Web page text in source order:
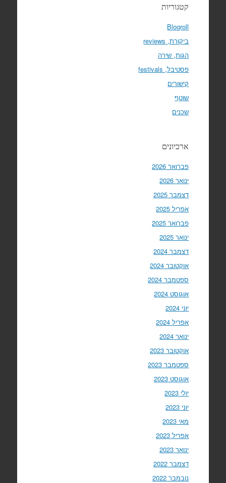
קטגוריות
Blogroll
ביקורת, reviews
הגות, שירה
פסטיבל, festivals
קישורים
שוטף
שכנים
ארכיונים
פברואר 2026
ינואר 2026
דצמבר 2025
אפריל 2025
פברואר 2025
ינואר 2025
דצמבר 2024
אוקטובר 2024
ספטמבר 2024
אוגוסט 2024
יוני 2024
אפריל 2024
ינואר 2024
אוקטובר 2023
ספטמבר 2023
אוגוסט 2023
יולי 2023
יוני 2023
מאי 2023
אפריל 2023
ינואר 2023
דצמבר 2022
נובמבר 2022